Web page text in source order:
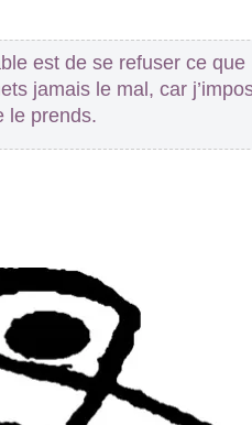
est de se refuser ce que
jamais le mal, car
le prends.